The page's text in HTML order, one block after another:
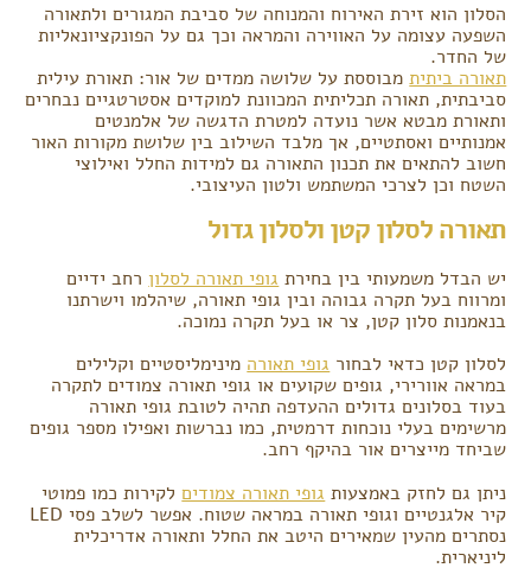
הסלון הוא זירת האירוח והמנוחה של סביבת המגורים ולתאורה
השפעה עצומה על האווירה והמראה וכך גם על הפונקציונאליות
של החדר.
תאורה ביתיתמבוססת על שלושה ממדים של אור: תאורת עילית
סביבתית, תאורה תכליתית המכוונת למוקדים אסטרטגיים נבחרים
ותאורת מבטא אשר נועדה למטרת הדגשה של אלמנטים
אמנותיים ואסתטיים, אך מלבד השילוב בין שלושת מקורות האור
חשוב להתאים את תכנון התאורה גם למידות החלל ואילוצי
השטח וכן לצרכי המשתמש ולטון העיצובי.
תאורה לסלון קטן ולסלון גדול
יש הבדל משמעותי בין בחירת גופי תאורה לסלוןרחב ידיים
ומרווח בעל תקרה גבוהה ובין גופי תאורה, שיהלמו וישרתנו
בנאמנות סלון קטן, צר או בעל תקרה נמוכה.
לסלון קטן כדאי לבחורגופי תאורהמינימליסטיים וקלילים
במראה אוורירי, גופים שקועים או גופי תאורה צמודים לתקרה
בעוד בסלונים גדולים ההעדפה תהיה לטובת גופי תאורה
מרשימים בעלי נוכחות דרמטית, כמו נברשות ואפילו מספר גופים
שביחד מייצרים אור בהיקף רחב.
ניתן גם לחזק באמצעות גופי תאורה צמודיםלקירות כמו פמוטי
קיר אלגנטיים וגופי תאורה במראה שטוח. אפשר לשלב פסי LED
נסתרים מהעין שמאירים היטב את החלל ותאורה אדריכלית
ליניארית.